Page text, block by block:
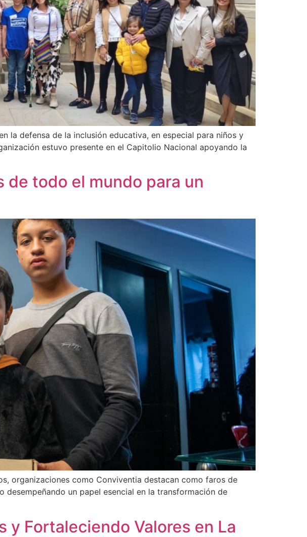
la defensa de la inclusión educativa, en especial para niños y
estuvo presente en el Capitolio Nacional apoyando la
todo el mundo para un
organizaciones como Conviventia destacan como faros de
desempeñando un papel esencial en la transformación de
y Fortaleciendo Valores en La